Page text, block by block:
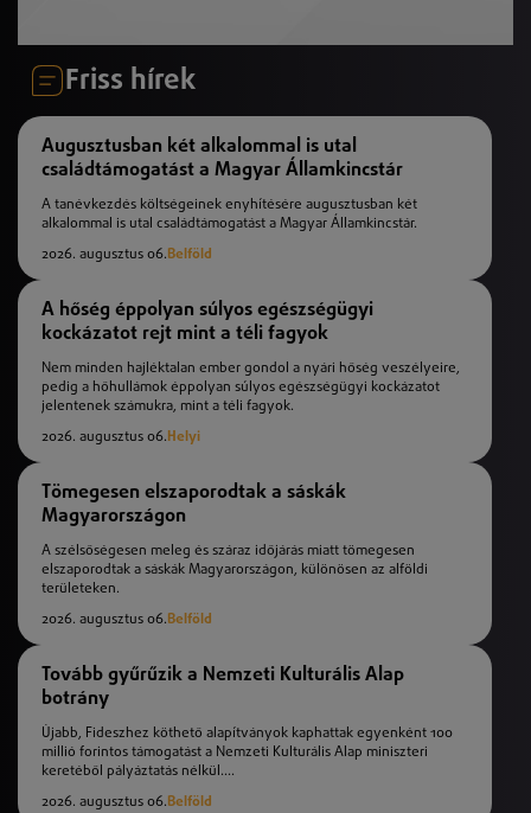
Friss hírek
Augusztusban két alkalommal is utal
családtámogatást a Magyar Államkincstár
A tanévkezdés költségeinek enyhítésére augusztusban két
alkalommal is utal családtámogatást a Magyar Államkincstár.
2026. augusztus 06.Belföld
A hőség éppolyan súlyos egészségügyi
kockázatot rejt mint a téli fagyok
Nem minden hajléktalan ember gondol a nyári hőség veszélyeire,
pedig a hőhullámok éppolyan súlyos egészségügyi kockázatot
jelentenek számukra, mint a téli fagyok.
2026. augusztus 06. Helyi
Tömegesen elszaporodtak a sáskák
Magyarországon
A szélsőségesen meleg és száraz időjárás miatt tömegesen
elszaporodtak a sáskák Magyarországon, különösen az alföldi
területeken.
2026. augusztus 06.Belföld
Tovább gyűrűzik a Nemzeti Kulturális Alap
botrány
Újabb, Fideszhez köthető alapítványok kaphattak egyenként 100
millió forintos támogatást a Nemzeti Kulturális Alap miniszteri
keretéből pályáztatás nélkül....
2026. augusztus 06.Belföld